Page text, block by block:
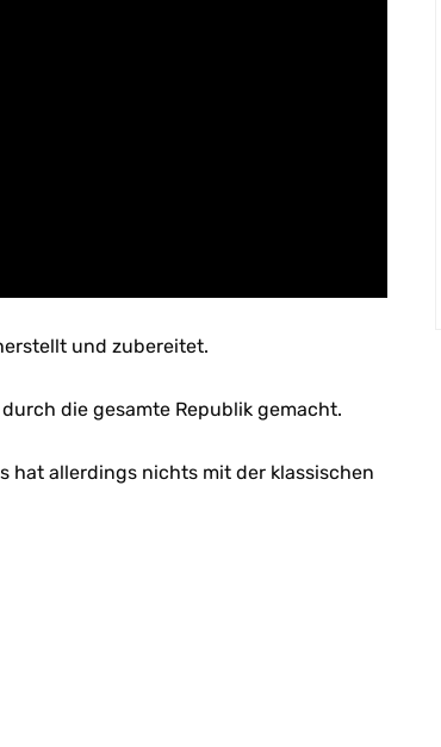
und zubereitet.
die gesamte Republik gemacht.
hat allerdings nichts mit der klassischen